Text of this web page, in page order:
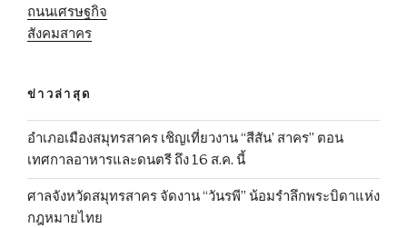
ถนนเศรษฐกิจ
สังคมสาคร
ข่าวล่าสุด
อำเภอเมืองสมุทรสาคร เชิญเที่ยวงาน “สีสัน’ สาคร” ตอน
เทศกาลอาหารและดนตรี ถึง 16 ส.ค. นี้
ศาลจังหวัดสมุทรสาคร จัดงาน “วันรพี” น้อมรำลึกพระบิดาแห่ง
กฎหมายไทย